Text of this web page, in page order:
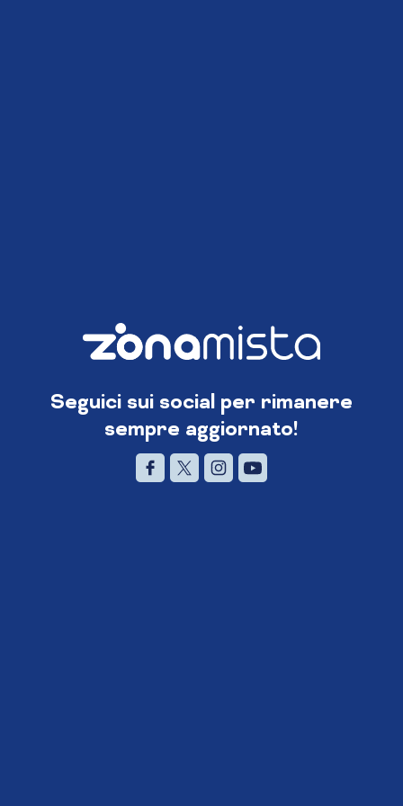
Seguici sui social per rimanere
sempre aggiornato!